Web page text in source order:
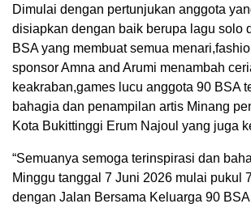
Dimulai dengan pertunjukan anggota
disiapkan dengan baik berupa lagu solo
BSA yang membuat semua
sponsor Amna and Arumi menambah
keakraban,games lucu anggota 90 BSA
bahagia dan penampilan artis Minang
Kota Bukittinggi Erum Najoul yang juga
“Semuanya semoga terinspirasi dan
Minggu tanggal 7 Juni 2026 mulai pukul
dengan Jalan Bersama Keluarga 90